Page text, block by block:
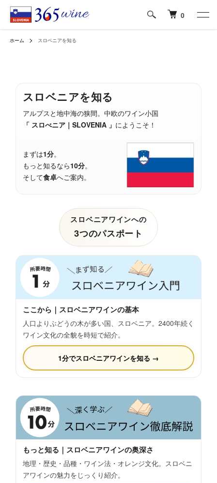
0
ホーム スロベニアを知る
スロベニアを知る
アルプスと地中海の狭間。中欧のワイン小国
「 スロべニア｜SLOVENIA 」 にようこそ！
まずは1分。
もっと知るなら10分。
そして食卓へご案内。
スロベニアワインへの
3つのパスポート
ここから｜スロベニアワインの基本
人口よりぶどうの木が多い国、スロベニア。2400年続く
ワイン文化の全貌を時短で紹介。
1分でスロベニアワインを知る →
もっと知る｜スロベニアワインの奥深さ
地理・歴史・品種・ワイン法・オレンジ文化。スロベニ
アワインの魅力をじっくり紹介。